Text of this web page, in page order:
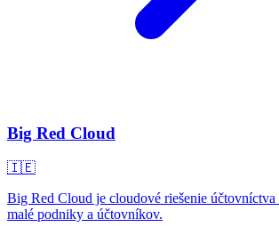
Big Red Cloud
🇮🇪
Big Red Cloud je cloudové riešenie
malé podniky a účtovníkov.